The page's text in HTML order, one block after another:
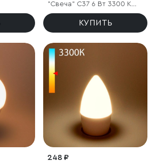
"Свеча" C37 6 Вт 3300 K
E27
КУПИТЬ
248 ₽